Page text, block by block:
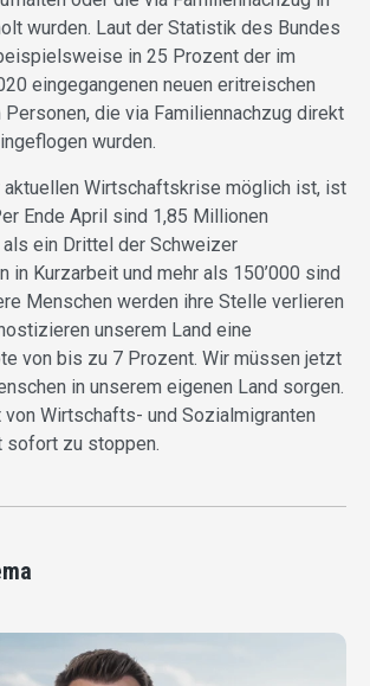
wurden. Laut der Statistik des Bundes
in 25 Prozent der im
eingegangenen neuen eritreischen
die via Familiennachzug direkt
wurden.
Wirtschaftskrise möglich ist, ist
Ende April sind 1,85 Millionen
ein Drittel der Schweizer
in Kurzarbeit und mehr als 150’000 sind
Menschen werden ihre Stelle verlieren
unserem Land eine
von bis zu 7 Prozent. Wir müssen jetzt
in unserem eigenen Land sorgen.
Wirtschafts- und Sozialmigranten
sofort zu stoppen.